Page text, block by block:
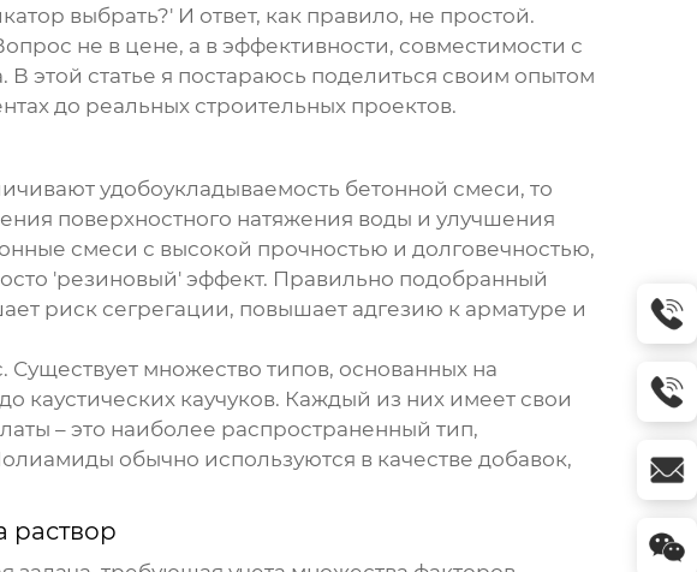
выбрать?' И ответ, как правило, не простой.
не в цене, а в эффективности, совместимости с
этой статье я постараюсь поделиться своим опытом
до реальных строительных проектов.
удобоукладываемость бетонной смеси, то
поверхностного натяжения воды и улучшения
смеси с высокой прочностью и долговечностью,
'резиновый' эффект. Правильно подобранный
риск сегрегации, повышает адгезию к арматуре и
множество типов, основанных на
каустических каучуков. Каждый из них имеет свои
– это наиболее распространенный тип,
обычно используются в качестве добавок,
раствор